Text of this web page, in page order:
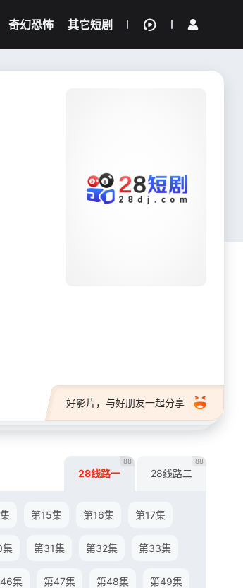
奇幻恐怖 其它短剧
录
好影片，与好朋友一起分享
28线路一
88
28线路二
88
第15集 第16集 第17集
集 第31集 第32集 第33集
集 第47集 第48集 第49集